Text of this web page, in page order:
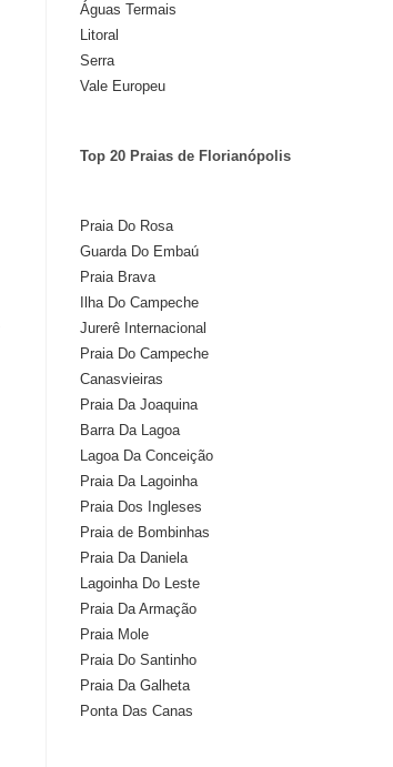
Águas Termais
Litoral
Serra
Vale Europeu
Top 20 Praias de Florianópolis
Praia Do Rosa
Guarda Do Embaú
Praia Brava
Ilha Do Campeche
Jurerê Internacional
Praia Do Campeche
Canasvieiras
Praia Da Joaquina
Barra Da Lagoa
Lagoa Da Conceição
Praia Da Lagoinha
Praia Dos Ingleses
Praia de Bombinhas
Praia Da Daniela
Lagoinha Do Leste
Praia Da Armação
Praia Mole
Praia Do Santinho
Praia Da Galheta
Ponta Das Canas